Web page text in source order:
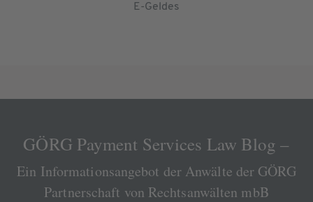
E-Geldes
GÖRG Payment Services Law Blog –
Ein Informationsangebot der Anwälte der GÖRG
Partnerschaft von Rechtsanwälten mbB